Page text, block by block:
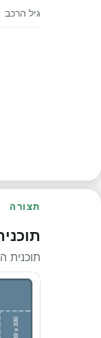
גיל הרכב
תצורה
תוכנית